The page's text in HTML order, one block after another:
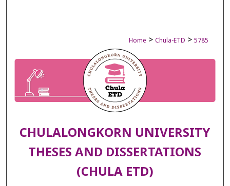
Home > Chula-ETD > 5785
CHULALONGKORN UNIVERSITY
THESES AND DISSERTATIONS
(CHULA ETD)